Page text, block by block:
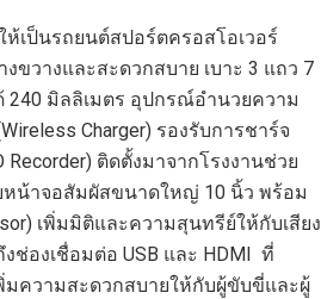
เป็นรถยนต์สปอร์ตครอสโอเวอร์
ขวางและสะดวกสบาย เบาะ 3 แถว 7
240 มิลลิเมตร อุปกรณ์อำนวยความ
Wireless Charger) รองรับการชาร์จ
Recorder) ติดตั้งมาจากโรงงานช่วย
หน้าจอสัมผัสขนาดใหญ่ 10 นิ้ว พร้อม
เพิ่มมิติและความสุนทรีย์ให้กับเสียง
งช่องเชื่อมต่อ USB และ HDMI ที่
มความสะดวกสบายให้กับผู้ขับขี่และผู้